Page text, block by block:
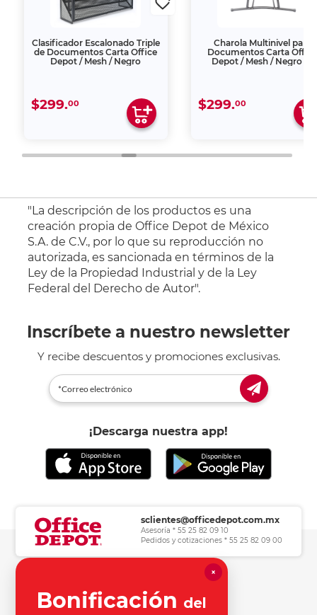
Clasificador Escalonado Triple
de Documentos Carta Office
Depot / Mesh / Negro
$299.00
Charola Multinivel para
Documentos Carta
Depot / Mesh / Negro / 3
$299.00
"La descripción de los productos es una
creación propia de Office Depot de México
S.A. de C.V., por lo que su reproducción no
autorizada, es sancionada en términos de la
Ley de la Propiedad Industrial y de la Ley
Federal del Derecho de Autor".
Inscríbete a nuestro newsletter
Y recibe descuentos y promociones exclusivas.
¡Descarga nuestra app!
sclientes@officedepot.com.mx
Asesoría * 55 25 82 09 10
Pedidos y cotizaciones * 55 25 82 09 00
Herramientas de consulta
×
Bonificación del